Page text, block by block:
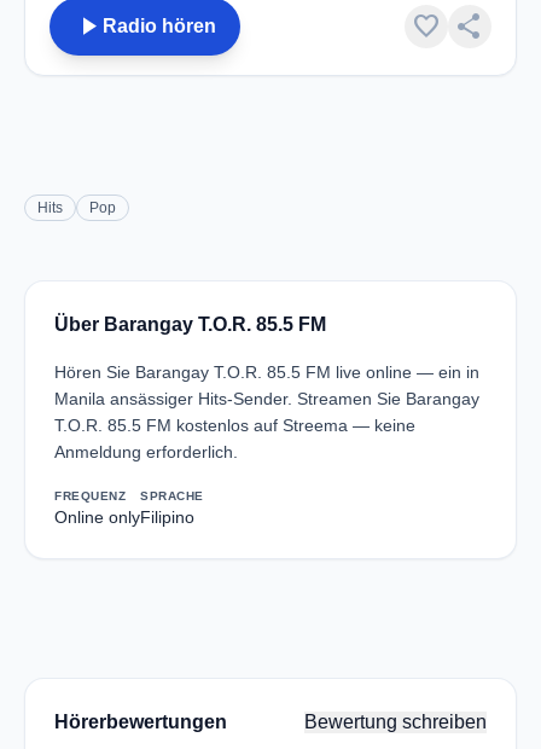
play_arrow Radio hören favorite share
Hits Pop
Über Barangay T.O.R. 85.5 FM
Hören Sie Barangay T.O.R. 85.5 FM live online — ein in
Manila ansässiger Hits-Sender. Streamen Sie Barangay
T.O.R. 85.5 FM kostenlos auf Streema — keine
Anmeldung erforderlich.
FREQUENZ
Online only
SPRACHE
Filipino
Hörerbewertungen Bewertung schreiben